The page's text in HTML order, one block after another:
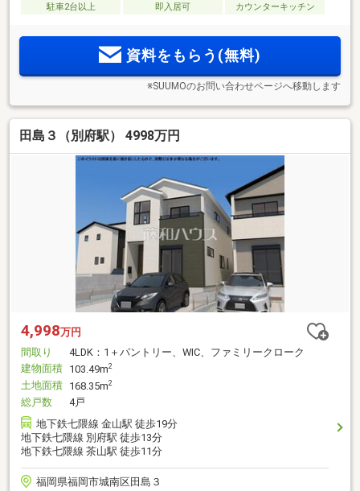
駐車2台以上
即入居可 カウンターキッチン
資料をもらう(無料)
※SUUMOのお問い合わせページへ移動します
田島３（別府駅） 4998万円
4,998万円
間取り
4LDK：1＋パントリー、WIC、ファミリークローク
建物面積 103.49m2
土地面積 168.35m2
総戸数
4戸
地下鉄七隈線 金山駅 徒歩19分
地下鉄七隈線 別府駅 徒歩13分
地下鉄七隈線 茶山駅 徒歩11分
福岡県福岡市城南区田島３